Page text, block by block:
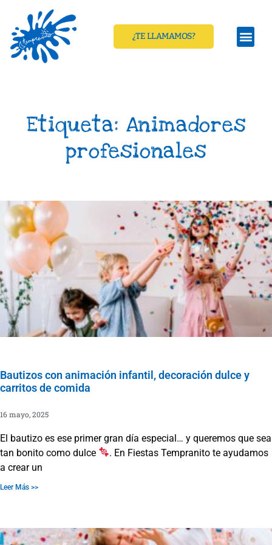
¿TE LLAMAMOS?
Etiqueta: Animadores
profesionales
Bautizos con animación infantil, decoración dulce y
carritos de comida
16 mayo, 2025
El bautizo es ese primer gran día especial… y queremos que sea
tan bonito como dulce
. En Fiestas Tempranito te ayudamos
a crear un
Leer Más >>